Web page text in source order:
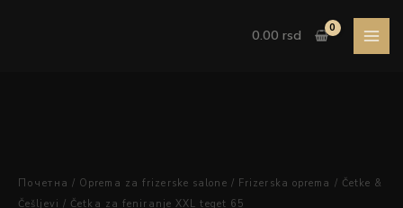
0.00 rsd
Почетна / Oprema za frizerske salone / Frizerska oprema / Četke &
Češljevi / Četka za feniranje XXL teget 65
feniranje
XXL